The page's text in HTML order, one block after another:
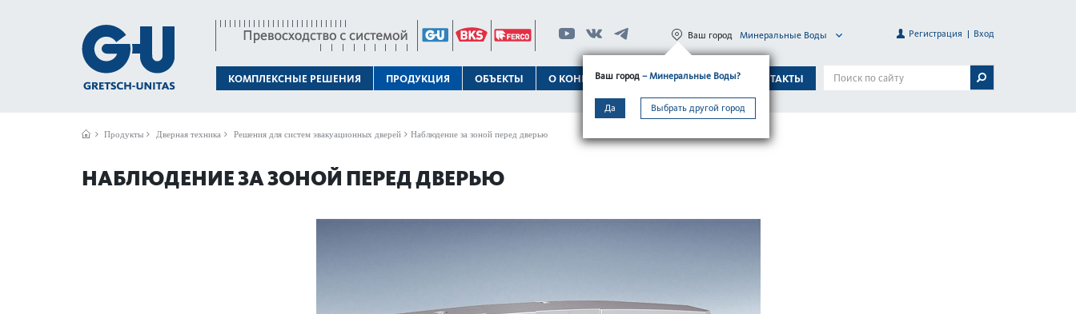
КОМПЛЕКСНЫЕ РЕШЕНИЯ ПРОДУКЦИЯ ОБЪЕКТЫ О КОНЦЕРНЕ ТЕХПОДДЕРЖКА КОНТАКТЫ
Ваш город – Минеральные Воды?
Да Выбрать другой город
Ваш город Минеральные Воды Регистрация Вход
Продукты Дверная техника Решения для систем эвакуационных дверей Наблюдение за зоной перед дверью
НАБЛЮДЕНИЕ ЗА ЗОНОЙ ПЕРЕД ДВЕРЬЮ